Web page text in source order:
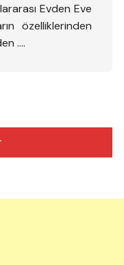
Evden Eve
özelliklerinden
….